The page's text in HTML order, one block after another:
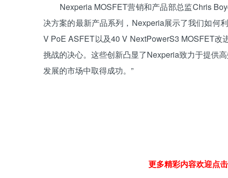
Nexperia MOSFET营销和产品部总监Chris
决方案的最新产品系列，Nexperia展示了我们如何
V PoE ASFET以及40 V NextPowerS3 MOSFET
挑战的决心。这些创新凸显了Nexperia致力于提供
发展的市场中取得成功。”
更多精彩内容欢迎点